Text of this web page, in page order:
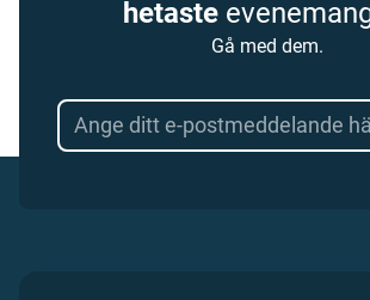
hetaste
Gå med dem.